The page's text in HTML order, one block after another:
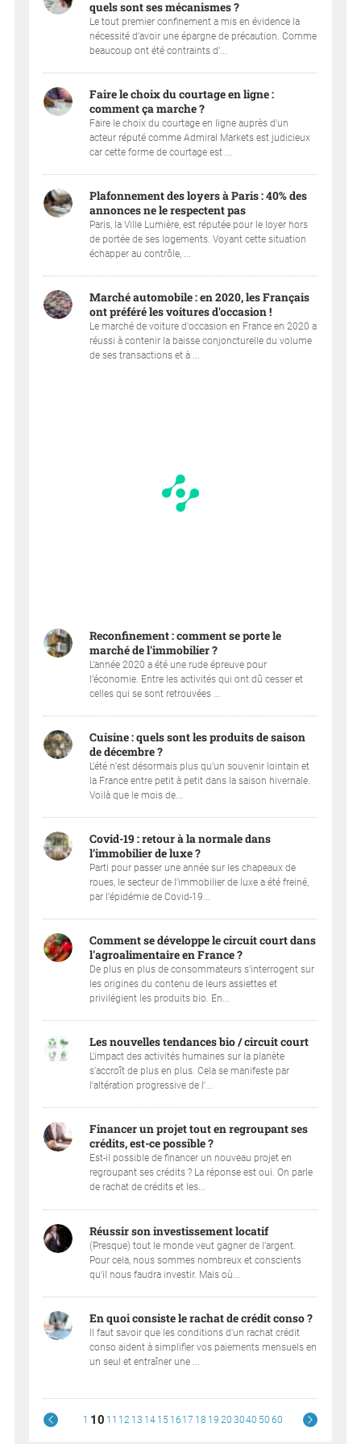
quels sont ses mécanismes ?
Le tout premier confinement a mis en évidence la
nécessité d’avoir une épargne de précaution. Comme
beaucoup ont été contraints d’...
Faire le choix du courtage en ligne :
comment ça marche ?
Faire le choix du courtage en ligne auprès d'un
acteur réputé comme Admiral Markets est judicieux
car cette forme de courtage est ...
Plafonnement des loyers à Paris : 40% des
annonces ne le respectent pas
Paris, la Ville Lumière, est réputée pour le loyer hors
de portée de ses logements. Voyant cette situation
échapper au contrôle, ...
Marché automobile : en 2020, les Français
ont préféré les voitures d'occasion !
Le marché de voiture d'occasion en France en 2020 a
réussi à contenir la baisse conjoncturelle du volume
de ses transactions et à ...
Reconfinement : comment se porte le
marché de l'immobilier ?
L’année 2020 a été une rude épreuve pour
l’économie. Entre les activités qui ont dû cesser et
celles qui se sont retrouvées ...
Cuisine : quels sont les produits de saison
de décembre ?
L’été n’est désormais plus qu’un souvenir lointain et
la France entre petit à petit dans la saison hivernale.
Voilà que le mois de...
Covid-19 : retour à la normale dans
l’immobilier de luxe ?
Parti pour passer une année sur les chapeaux de
roues, le secteur de l’immobilier de luxe a été freiné,
par l’épidémie de Covid-19...
Comment se développe le circuit court dans
l'agroalimentaire en France ?
De plus en plus de consommateurs s’interrogent sur
les origines du contenu de leurs assiettes et
privilégient les produits bio. En...
Les nouvelles tendances bio / circuit court
L'impact des activités humaines sur la planète
s’accroît de plus en plus. Cela se manifeste par
l'altération progressive de l'...
Financer un projet tout en regroupant ses
crédits, est-ce possible ?
Est-il possible de financer un nouveau projet en
regroupant ses crédits ? La réponse est oui. On parle
de rachat de crédits et les...
Réussir son investissement locatif
(Presque) tout le monde veut gagner de l’argent.
Pour cela, nous sommes nombreux et conscients
qu’il nous faudra investir. Mais où...
En quoi consiste le rachat de crédit conso ?
Il faut savoir que les conditions d'un rachat crédit
conso aident à simplifier vos paiements mensuels en
un seul et entraîner une ...
1 10 11 12 13 14 15 16 17 18 19 20 3040 50 60